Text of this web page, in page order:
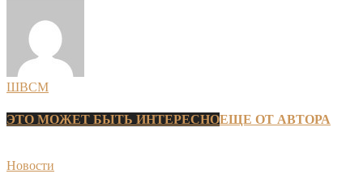
ШВСМ
ЭТО МОЖЕТ БЫТЬ ИНТЕРЕСНОЕЩЕ ОТ АВТОРА
Новости